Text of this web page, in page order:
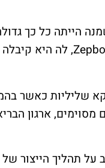
הייתה כל כך
מסוימים, ארגון
תהליך הייצור